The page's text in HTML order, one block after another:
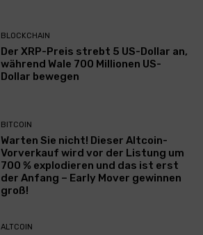
BLOCKCHAIN
Der XRP-Preis strebt 5 US-Dollar an,
während Wale 700 Millionen US-
Dollar bewegen
BITCOIN
Warten Sie nicht! Dieser Altcoin-
Vorverkauf wird vor der Listung um
700 % explodieren und das ist erst
der Anfang – Early Mover gewinnen
groß!
ALTCOIN